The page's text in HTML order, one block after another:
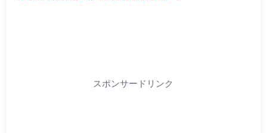
スポンサードリンク